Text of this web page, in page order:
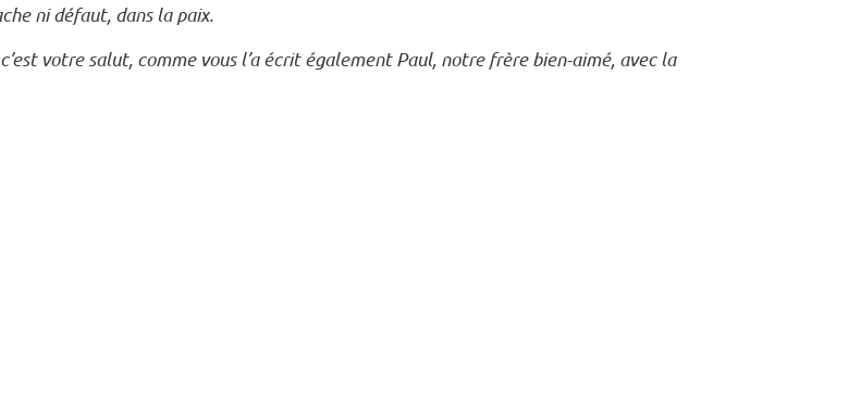
ni défaut, dans la paix.
votre salut, comme vous l’a écrit également Paul, notre frère bien-aimé, avec la